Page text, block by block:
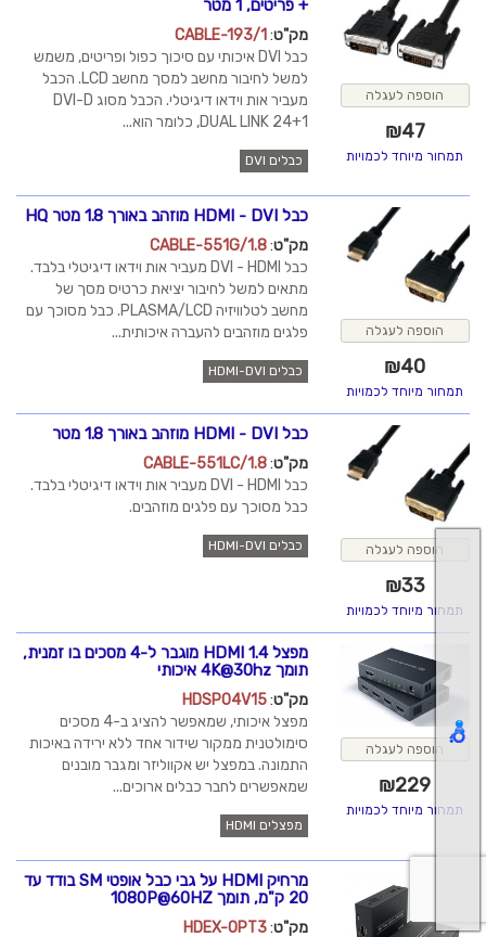
הוספה לעגלה
₪47
תמחור מיוחד לכמויות
+ פריטים, 1 מטר
מק"ט:
CABLE-193/1
כבל DVI איכותי עם סיכוך כפול ופריטים, משמש
למשל לחיבור מחשב למסך מחשב LCD. הכבל
מעביר אות וידאו דיגיטלי. הכבל מסוג DVI-D
DUAL LINK 24+1, כלומר הוא...
כבלים DVI
הוספה לעגלה
₪40
תמחור מיוחד לכמויות
כבל HDMI - DVI מוזהב באורך 1.8 מטר HQ
מק"ט:
CABLE-551G/1.8
כבל DVI - HDMI מעביר אות וידאו דיגיטלי בלבד.
מתאים למשל לחיבור יציאת כרטיס מסך של
מחשב לטלוויזיה PLASMA/LCD. כבל מסוכך עם
פלגים מוזהבים להעברה איכותית...
כבלים HDMI-DVI
הוספה לעגלה
₪33
תמחור מיוחד לכמויות
כבל HDMI - DVI מוזהב באורך 1.8 מטר
מק"ט:
CABLE-551LC/1.8
כבל DVI - HDMI מעביר אות וידאו דיגיטלי בלבד.
כבל מסוכך עם פלגים מוזהבים.
כבלים HDMI-DVI
הוספה לעגלה
₪229
תמחור מיוחד לכמויות
מפצל HDMI 1.4 מוגבר ל-4 מסכים בו זמנית,
תומך 4K@30hz איכותי
מק"ט:
HDSP04V15
מפצל איכותי, שמאפשר להציג ב-4 מסכים
סימולטנית ממקור שידור אחד ללא ירידה באיכות
התמונה. במפצל יש אקווליזר ומגבר מובנים
שמאפשרים לחבר כבלים ארוכים...
מפצלים HDMI
מרחיק HDMI על גבי כבל אופטי SM בודד עד
20 ק"מ, תומך 1080P@60HZ
מק"ט:
HDEX-OPT3